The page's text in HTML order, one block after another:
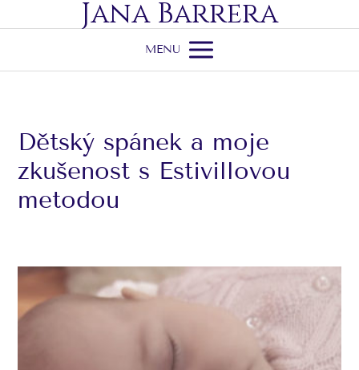
Jana Barrera
MENU
Dětský spánek a moje
zkušenost s Estivillovou
metodou